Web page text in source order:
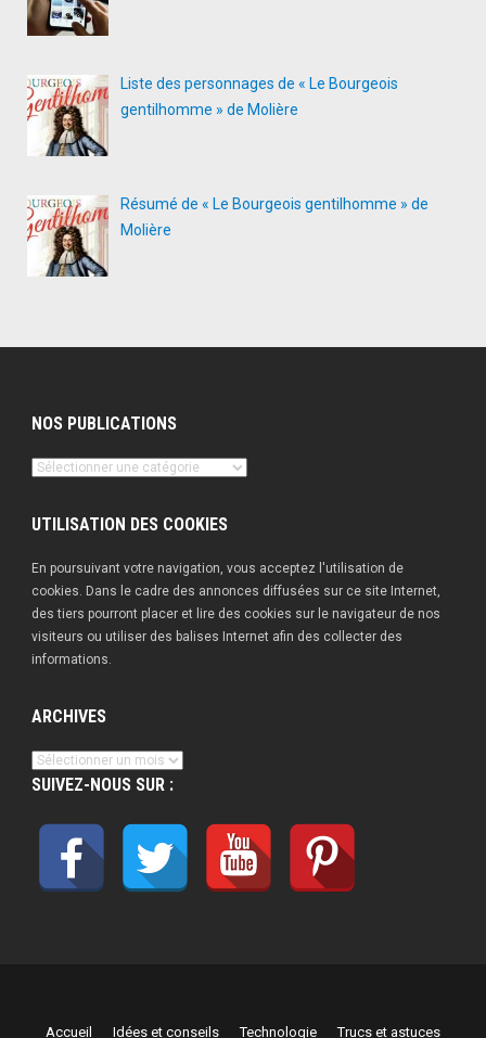
Liste des personnages de « Le Bourgeois
gentilhomme » de Molière
Résumé de « Le Bourgeois gentilhomme » de
Molière
NOS PUBLICATIONS
Nos
UTILISATION DES COOKIES
En poursuivant votre navigation, vous acceptez l'utilisation de
cookies. Dans le cadre des annonces diffusées sur ce site Internet,
des tiers pourront placer et lire des cookies sur le navigateur de nos
visiteurs ou utiliser des balises Internet afin des collecter des
informations.
ARCHIVES
Archives
SUIVEZ-NOUS SUR :
Accueil Idées et conseils Technologie Trucs et astuces